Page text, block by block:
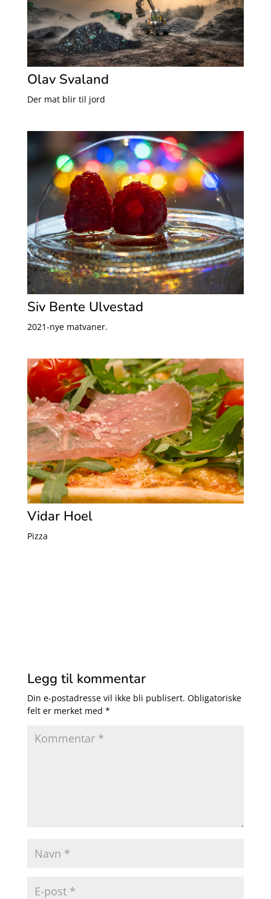
Olav Svaland
Der mat blir til jord
Siv Bente Ulvestad
2021-nye matvaner.
Vidar Hoel
Pizza
Legg til kommentar
Din e-postadresse vil ikke bli publisert. Obligatoriske
felt er merket med *